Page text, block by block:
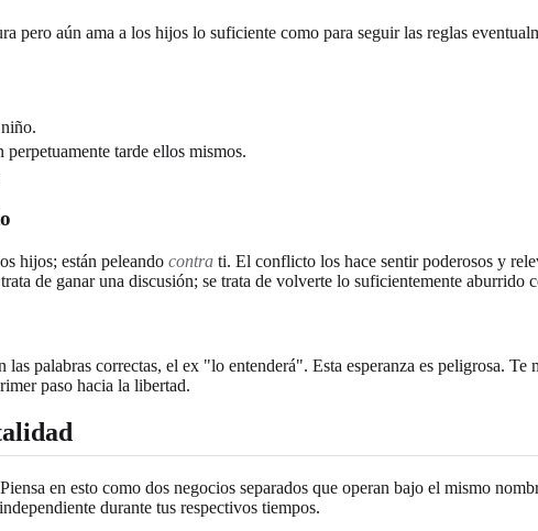
aún ama a los hijos lo suficiente como para seguir las reglas
tarde ellos mismos.
hijos; están peleando contra ti. El conflicto los hace sentir poderosos y
de ganar una discusión; se trata de volverte lo suficientemente aburrido
palabras correctas, el ex "lo entenderá". Esta esperanza es peligrosa.
paso hacia la libertad.
en esto como dos negocios separados que operan bajo el mismo
durante tus respectivos tiempos.